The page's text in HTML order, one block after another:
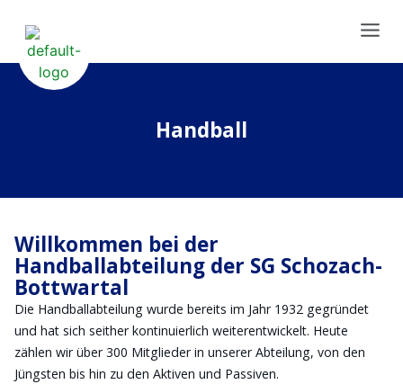
Handball
Willkommen bei der
Handballabteilung der SG Schozach-
Bottwartal
Die Handballabteilung wurde bereits im Jahr 1932 gegründet
und hat sich seither kontinuierlich weiterentwickelt. Heute
zählen wir über 300 Mitglieder in unserer Abteilung, von den
Jüngsten bis hin zu den Aktiven und Passiven.